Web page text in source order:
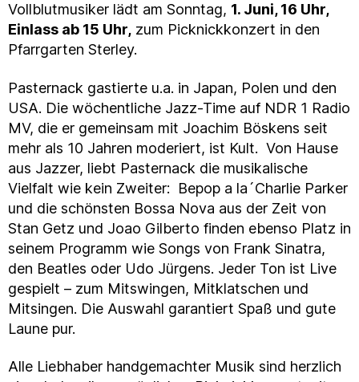
Vollblutmusiker lädt am Sonntag, 1. Juni, 16 Uhr,
Einlass ab 15 Uhr, zum Picknickkonzert in den
Pfarrgarten Sterley.
Pasternack gastierte u.a. in Japan, Polen und den
USA. Die wöchentliche Jazz-Time auf NDR 1 Radio
MV, die er gemeinsam mit Joachim Böskens seit
mehr als 10 Jahren moderiert, ist Kult. Von Hause
aus Jazzer, liebt Pasternack die musikalische
Vielfalt wie kein Zweiter: Bepop a la´Charlie Parker
und die schönsten Bossa Nova aus der Zeit von
Stan Getz und Joao Gilberto finden ebenso Platz in
seinem Programm wie Songs von Frank Sinatra,
den Beatles oder Udo Jürgens. Jeder Ton ist Live
gespielt – zum Mitswingen, Mitklatschen und
Mitsingen. Die Auswahl garantiert Spaß und gute
Laune pur.
Alle Liebhaber handgemachter Musik sind herzlich